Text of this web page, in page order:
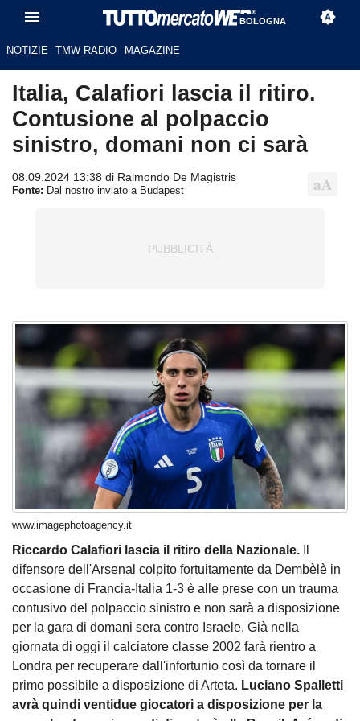
BOLOGNA
NOTIZIE TMW RADIO MAGAZINE
Italia, Calafiori lascia il ritiro.
Contusione al polpaccio
sinistro, domani non ci sarà
08.09.2024 13:38 di Raimondo De Magistris
Fonte: Dal nostro inviato a Budapest
www.imagephotoagency.it
Riccardo Calafiori lascia il ritiro della Nazionale.
difensore dell'Arsenal colpito fortuitamente da Dembèlè in
occasione di Francia-Italia 1-3 è alle prese con un trauma
contusivo del polpaccio sinistro e non sarà a disposizione
per la gara di domani sera contro Israele. Già nella
giornata di oggi il calciatore classe 2002 farà rientro a
Londra per recuperare dall'infortunio così da tornare il
primo possibile a disposizione di Arteta. Luciano Spalletti
avrà quindi ventidue giocatori a disposizione per la